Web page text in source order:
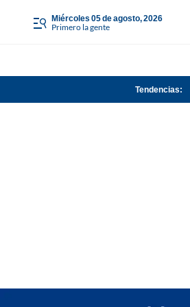
miércoles 05 de agosto, 2026
Primero la gente
Tendencias: